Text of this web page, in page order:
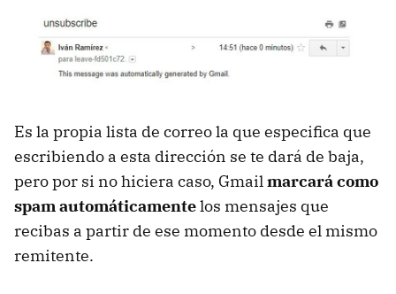
Es la propia lista de correo la que especifica que
escribiendo a esta dirección se te dará de baja,
pero por si no hiciera caso, Gmailmarcará como
spam automáticamentelos mensajes que
recibas a partir de ese momento desde el mismo
remitente.